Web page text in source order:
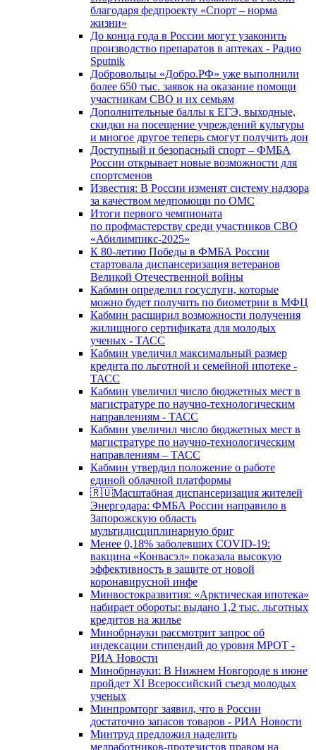
благодаря федпроекту «Спорт – норма
жизни»
До конца года в России могут узаконить
производство препаратов в аптеках - Радио
Sputnik
Добровольцы «Добро.РФ» уже выполнили
более 650 тыс. заявок на оказание помощи
участникам СВО и их семьям
Дополнительные баллы к ЕГЭ, выходные,
скидки на посещение учреждений культуры
и многое другое теперь смогут получить дон
Доступный и безопасный спорт – ФМБА
России открывает новые возможности для
спортсменов
Известия: В России изменят систему надзора
за качеством медпомощи по ОМС
Итоги первого чемпионата
по профмастерству среди участников СВО
«Абилимпикс-2025»
К 80-летию Победы в ФМБА России
стартовала диспансеризация ветеранов
Великой Отечественной войны
Кабмин определил госуслуги, которые
можно будет получить по биометрии в МФЦ
Кабмин расширил возможности получения
жилищного сертификата для молодых
ученых - ТАСС
Кабмин увеличил максимальный размер
кредита по льготной и семейной ипотеке -
ТАСС
Кабмин увеличил число бюджетных мест в
магистратуре по научно-технологическим
направлениям - ТАСС
Кабмин увеличил число бюджетных мест в
магистратуре по научно-технологическим
направлениям – ТАСС
Кабмин утвердил положение о работе
единой облачной платформы
🇷🇺Масштабная диспансеризация жителей
Энергодара: ФМБА России направило в
Запорожскую область
мультидисциплинарную бриг
Менее 0,18% заболевших COVID-19:
вакцина «Конвасэл» показала высокую
эффективность в защите от новой
коронавирусной инфе
Минвостокразвития: «Арктическая ипотека»
набирает обороты: выдано 1,2 тыс. льготных
кредитов на жилье
Минобрнауки рассмотрит запрос об
индексации стипендий до уровня МРОТ -
РИА Новости
Минобрнауки: В Нижнем Новгороде в июне
пройдет XI Всероссийский съезд молодых
ученых
Минпромторг заявил, что в России
достаточно запасов товаров - РИА Новости
Минтруд предложил наделить
медработников-протезистов правом на